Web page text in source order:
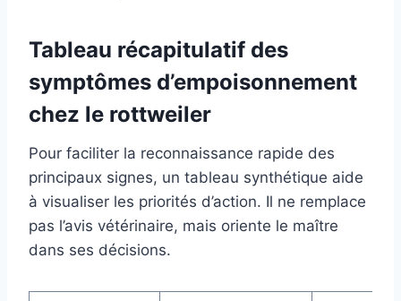
Tableau récapitulatif des
symptômes d’empoisonnement
chez le rottweiler
Pour faciliter la reconnaissance rapide des
principaux signes, un tableau synthétique aide
à visualiser les priorités d’action. Il ne remplace
pas l’avis vétérinaire, mais oriente le maître
dans ses décisions.